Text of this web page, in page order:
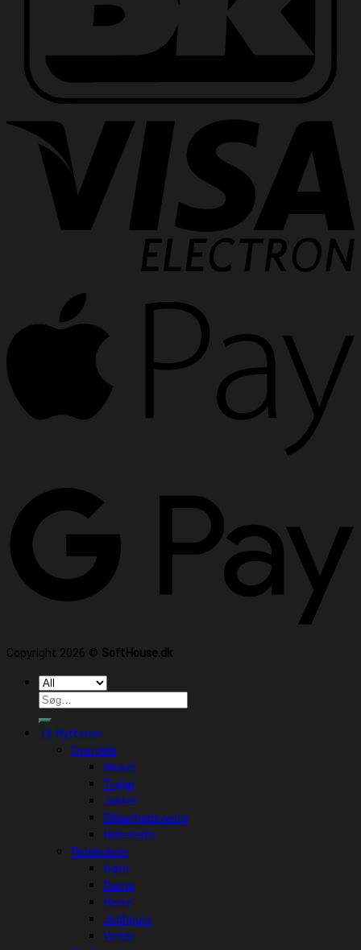
Copyright 2026 © SoftHouse.dk
Søg
efter:
Til Rytteren
Overdele
Bluser
Trøjer
Jakker
Sikkerhedsveste
Rideveste
Ridebukser
Børn
Dame
Herre
Jodhpurs
Vinter